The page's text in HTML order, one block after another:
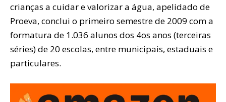
crianças a cuidar e valorizar a água, apelidado de
Proeva, conclui o primeiro semestre de 2009 com a
formatura de 1.036 alunos dos 4os anos (terceiras
séries) de 20 escolas, entre municipais, estaduais e
particulares.